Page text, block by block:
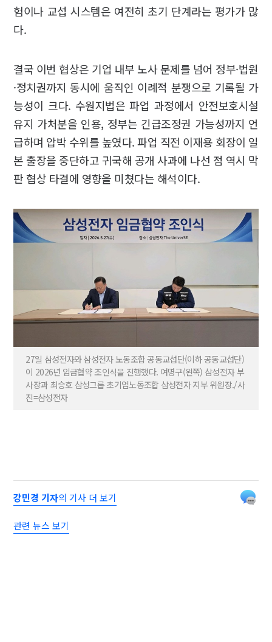
험이나 교섭 시스템은 여전히 초기 단계라는 평가가 많
다.
결국 이번 협상은 기업 내부 노사 문제를 넘어 정부·법원
·정치권까지 동시에 움직인 이례적 분쟁으로 기록될 가
능성이 크다. 수원지법은 파업 과정에서 안전보호시설
유지 가처분을 인용, 정부는 긴급조정권 가능성까지 언
급하며 압박 수위를 높였다. 파업 직전 이재용 회장이 일
본 출장을 중단하고 귀국해 공개 사과에 나선 점 역시 막
판 협상 타결에 영향을 미쳤다는 해석이다.
27일 삼성전자와 삼성전자 노동조합 공동교섭단(이하 공동교섭단)
이 2026년 임금협약 조인식을 진행했다. 여명구(왼쪽) 삼성전자 부
사장과 최승호 삼성그룹 초기업노동조합 삼성전자 지부 위원장./사
진=삼성전자
강민경 기자의 기사 더 보기
관련 뉴스 보기